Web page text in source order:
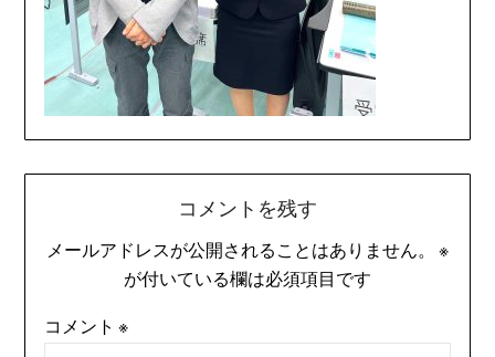
コメントを残す
メールアドレスが公開されることはありません。
※
が付いている欄は必須項目です
コメント ※